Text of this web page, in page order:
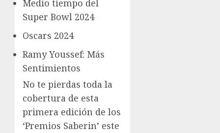
Medio tiempo del
Super Bowl 2024
Oscars 2024
Ramy Youssef: Más
Sentimientos
No te pierdas toda la
cobertura de esta
primera edición de los
‘Premios Saberin’ este